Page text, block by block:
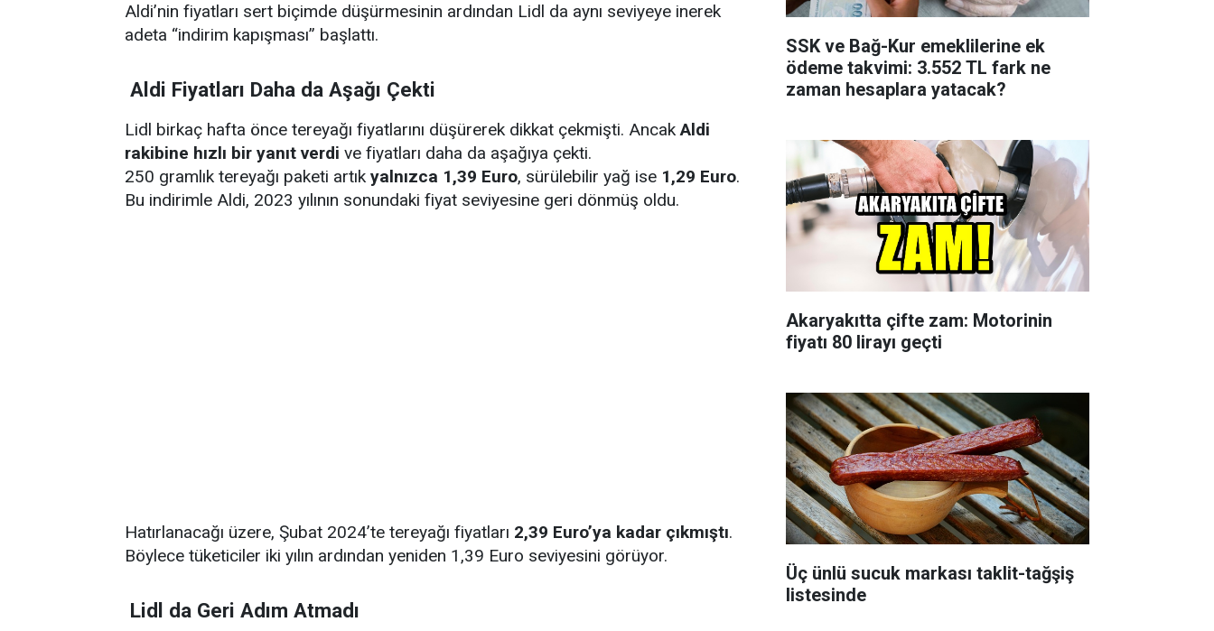
Aldi’nin fiyatları sert biçimde düşürmesinin ardından Lidl da aynı seviyeye inerek
adeta “indirim kapışması” başlattı.
Aldi Fiyatları Daha da Aşağı Çekti
Lidl birkaç hafta önce tereyağı fiyatlarını düşürerek dikkat çekmişti. AncakAldi
rakibine hızlı bir yanıt verdi ve fiyatları daha da aşağıya çekti.
250 gramlık tereyağı paketi artık yalnızca 1,39 Euro, sürülebilir yağ ise 1,29 Euro.
Bu indirimle Aldi, 2023 yılının sonundaki fiyat seviyesine geri dönmüş oldu.
Hatırlanacağı üzere, Şubat 2024’te tereyağı fiyatları 2,39 Euro’ya kadar çıkmıştı.
Böylece tüketiciler iki yılın ardından yeniden 1,39 Euro seviyesini görüyor.
Lidl da Geri Adım Atmadı
SSK ve Bağ-Kur emeklilerine ek
ödeme takvimi: 3.552 TL fark ne
zaman hesaplara yatacak?
Akaryakıtta çifte zam: Motorinin
fiyatı 80 lirayı geçti
Üç ünlü sucuk markası taklit-tağşiş
listesinde